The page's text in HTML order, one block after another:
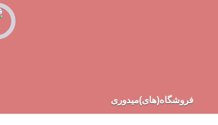
فروشگاه(های)میدوری